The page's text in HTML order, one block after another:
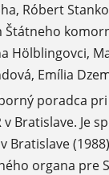
Róbert
Štátneho
Emília
poradca
Bratislave. Je
organa pre